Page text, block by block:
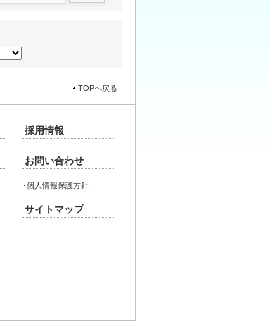
TOPへ戻る
採用情報
お問い合わせ
･個人情報保護方針
サイトマップ